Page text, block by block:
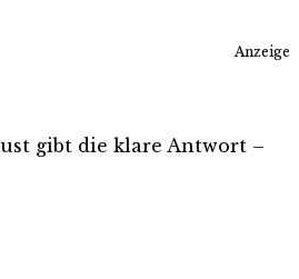
Anzeige
gibt die klare Antwort –